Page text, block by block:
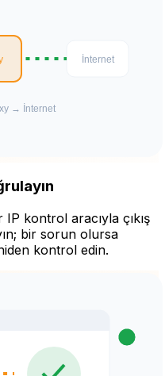
kontrol aracıyla çıkış
bir sorun olursa
kontrol edin.